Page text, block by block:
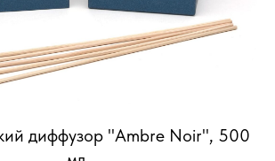
диффузор "Ambre Noir", 500